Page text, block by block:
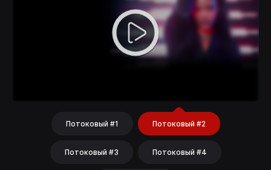
Потоковый #1 Потоковый #2
Потоковый #3 Потоковый #4